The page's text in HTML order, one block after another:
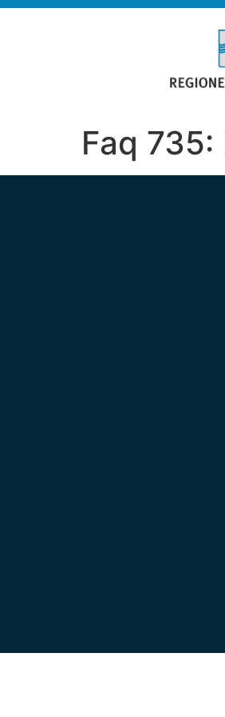
Faq